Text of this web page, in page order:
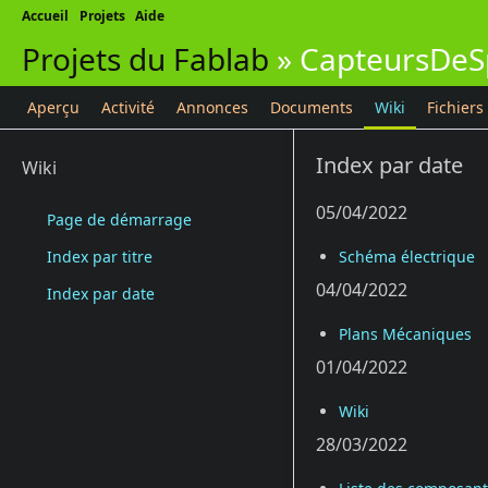
Accueil Projets Aide
Projets du Fablab »
Aperçu Activité Annonces Documents Wiki Fichiers
Wiki
Page de démarrage
Index par titre
Index par date
Index par date
05/04/2022
Schéma électrique
04/04/2022
Plans Mécaniques
01/04/2022
Wiki
28/03/2022